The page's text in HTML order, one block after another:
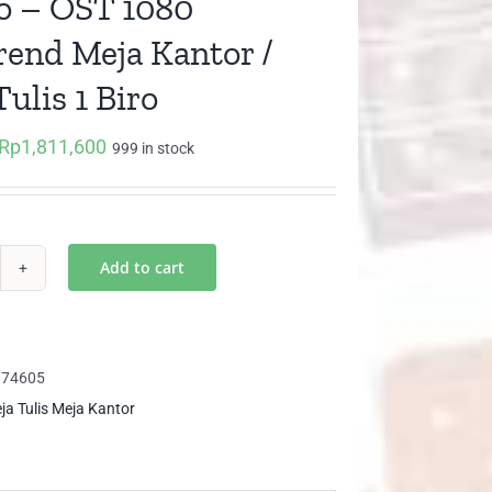
Meja Kantor /
1 Biro
Original
Rp1,811,600 Current
999 in stock
Add to cart
Tulis Meja Kantor